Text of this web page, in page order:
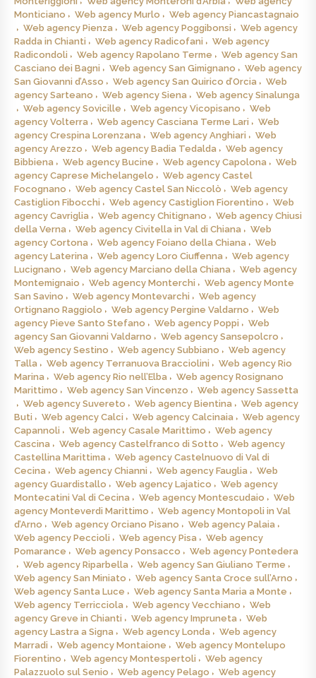
Monticiano
Web agency Murlo
Web agency Piancastagnaio
Web agency Pienza
Web agency Poggibonsi
Web agency
Radda in Chianti
Web agency Radicofani
Web agency
Radicondoli
Web agency Rapolano Terme
Web agency San
Casciano dei Bagni
Web agency San Gimignano
Web agency
San Giovanni d’Asso
Web agency San Quirico d’Orcia
Web
agency Sarteano
Web agency Siena
Web agency Sinalunga
Web agency Sovicille
Web agency Vicopisano
Web
agency Volterra
Web agency Casciana Terme Lari
Web
agency Crespina Lorenzana
Web agency Anghiari
Web
agency Arezzo
Web agency Badia Tedalda
Web agency
Bibbiena
Web agency Bucine Web agency Capolona
Web
agency Caprese Michelangelo
Web agency Castel
Focognano
Web agency Castel San Niccolò
Web agency
Castiglion Fibocchi
Web agency Castiglion Fiorentino
Web
agency Cavriglia
Web agency Chitignano
Web agency Chiusi
della Verna
Web agency Civitella in Val di Chiana
Web
agency Cortona
Web agency Foiano della Chiana
Web
agency Laterina
Web agency Loro Ciuffenna
Web agency
Lucignano
Web agency Marciano della Chiana
Web agency
Montemignaio
Web agency Monterchi
Web agency Monte
San Savino
Web agency Montevarchi
Web agency
Ortignano Raggiolo
Web agency Pergine Valdarno
Web
agency Pieve Santo Stefano
Web agency Poppi
Web
agency San Giovanni Valdarno
Web agency Sansepolcro
Web agency Sestino
Web agency Subbiano
Web agency
Talla
Web agency Terranuova Bracciolini
Web agency Rio
Marina
Web agency Rio nell’Elba
Web agency Rosignano
Marittimo
Web agency San Vincenzo
Web agency Sassetta
Web agency Suvereto
Web agency Bientina
Web agency
Buti
Web agency Calci Web agency Calcinaia
Web agency
Capannoli
Web agency Casale Marittimo
Web agency
Cascina
Web agency Castelfranco di Sotto
Web agency
Castellina Marittima
Web agency Castelnuovo di Val di
Cecina
Web agency Chianni Web agency Fauglia
Web
agency Guardistallo
Web agency Lajatico
Web agency
Montecatini Val di Cecina
Web agency Montescudaio
Web
agency Monteverdi Marittimo
Web agency Montopoli in Val
d’Arno
Web agency Orciano Pisano
Web agency Palaia
Web agency Peccioli
Web agency Pisa
Web agency
Pomarance
Web agency Ponsacco
Web agency Pontedera
Web agency Riparbella
Web agency San Giuliano Terme
Web agency San Miniato
Web agency Santa Croce sull’Arno
Web agency Santa Luce
Web agency Santa Maria a Monte
Web agency Terricciola
Web agency Vecchiano
Web
agency Greve in Chianti
Web agency Impruneta
Web
agency Lastra a Signa
Web agency Londa
Web agency
Marradi
Web agency Montaione
Web agency Montelupo
Fiorentino
Web agency Montespertoli
Web agency
Palazzuolo sul Senio
Web agency Pelago
Web agency